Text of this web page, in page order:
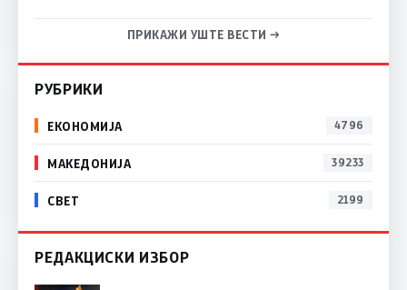
ПРИКАЖИ УШТЕ ВЕСТИ →
РУБРИКИ
ЕКОНОМИЈА 4796
МАКЕДОНИЈА 39233
СВЕТ 2199
РЕДАКЦИСКИ ИЗБОР